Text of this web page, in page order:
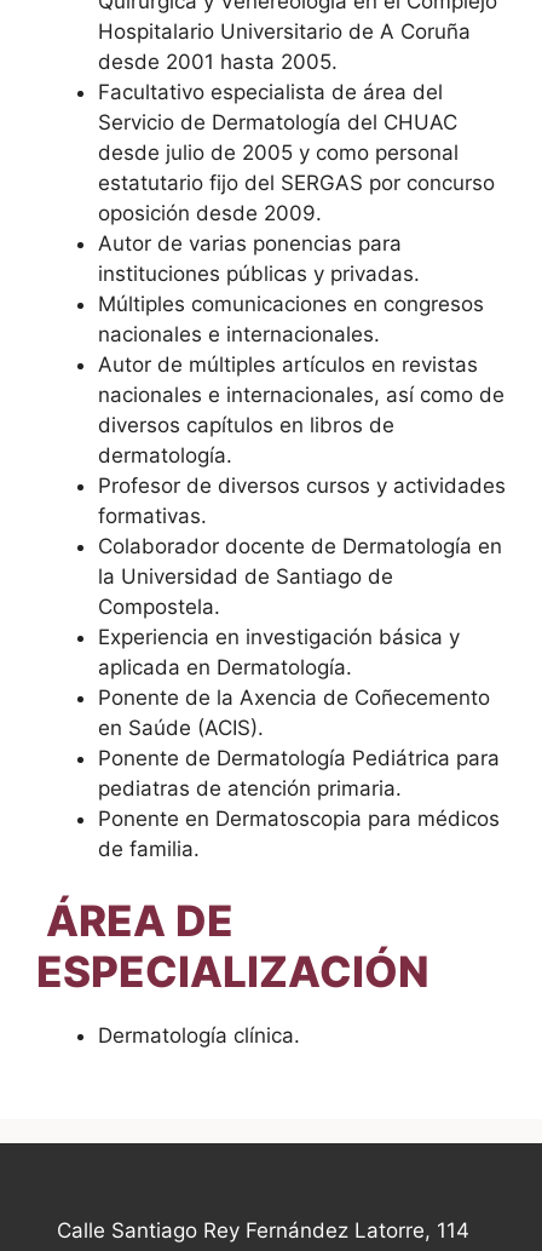
Hospitalario Universitario de A Coruña
desde 2001 hasta 2005.
Facultativo especialista de área del
Servicio de Dermatología del CHUAC
desde julio de 2005 y como personal
estatutario fijo del SERGAS por concurso
oposición desde 2009.
Autor de varias ponencias para
instituciones públicas y privadas.
Múltiples comunicaciones en congresos
nacionales e internacionales.
Autor de múltiples artículos en revistas
nacionales e internacionales, así como de
diversos capítulos en libros de
dermatología.
Profesor de diversos cursos y actividades
formativas.
Colaborador docente de Dermatología en
la Universidad de Santiago de
Compostela.
Experiencia en investigación básica y
aplicada en Dermatología.
Ponente de la Axencia de Coñecemento
en Saúde (ACIS).
Ponente de Dermatología Pediátrica para
pediatras de atención primaria.
Ponente en Dermatoscopia para médicos
de familia.
ÁREA DE
ESPECIALIZACIÓN
Dermatología clínica.
Calle Santiago Rey Fernández Latorre, 114